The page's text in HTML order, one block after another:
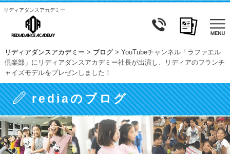
リディアダンスアカデミー
リディアダンスアカデミー > ブログ> YouTubeチャンネル「ラファエル
倶楽部」にリディアダンスアカデミー社長が出演し、リディアのフランチ
ャイズモデルをプレゼンしました！
rediaのブログ